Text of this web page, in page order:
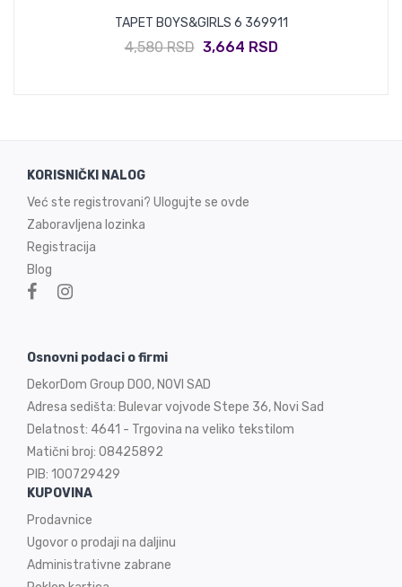
TAPET BOYS&GIRLS 6 369911
4,580 RSD 3,664 RSD
KORISNIČKI NALOG
Već ste registrovani? Ulogujte se ovde
Zaboravljena lozinka
Registracija
Blog
Osnovni podaci o firmi
DekorDom Group DOO, NOVI SAD
Adresa sedišta: Bulevar vojvode Stepe 36, Novi Sad
Delatnost: 4641 - Trgovina na veliko tekstilom
Matični broj: 08425892
PIB: 100729429
KUPOVINA
Prodavnice
Ugovor o prodaji na daljinu
Administrativne zabrane